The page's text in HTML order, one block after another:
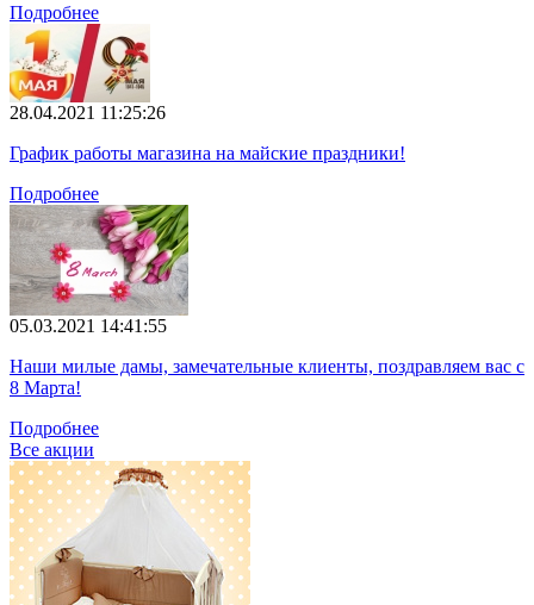
Подробнее
28.04.2021 11:25:26
График работы магазина на майские праздники!
Подробнее
05.03.2021 14:41:55
Наши милые дамы, замечательные клиенты, поздравляем вас с
8 Марта!
Подробнее
Все акции